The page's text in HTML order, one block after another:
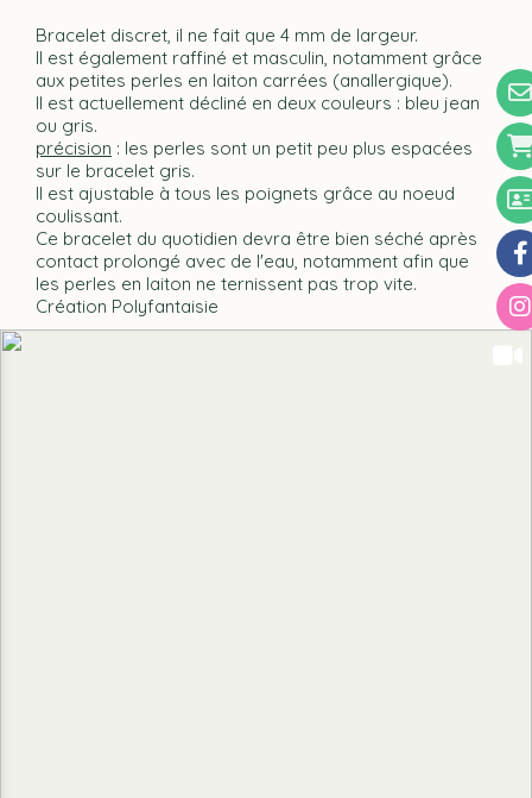
Bracelet discret, il ne fait que 4 mm de largeur.
Il est également raffiné et masculin, notamment grâce
aux petites perles en laiton carrées (anallergique).
Il est actuellement décliné en deux couleurs : bleu jean
ou gris.
précision : les perles sont un petit peu plus espacées
sur le bracelet gris.
Il est ajustable à tous les poignets grâce au noeud
coulissant.
Ce bracelet du quotidien devra être bien séché après
contact prolongé avec de l'eau, notamment afin que
les perles en laiton ne ternissent pas trop vite.
Création Polyfantaisie